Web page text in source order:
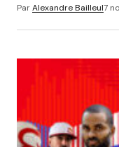
ParAlexandre Bailleul7